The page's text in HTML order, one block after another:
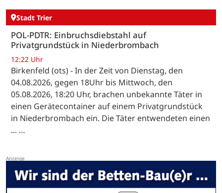
Stadt Trier
POL-PDTR: Einbruchsdiebstahl auf
Privatgrundstück in Niederbrombach
12:22 Uhr
Birkenfeld (ots) - In der Zeit von Dienstag, den
04.08.2026, gegen 18Uhr bis Mittwoch, den
05.08.2026, 18:20 Uhr, brachen unbekannte Täter in
einen Gerätecontainer auf einem Privatgrundstück
in Niederbrombach ein. Die Täter entwendeten einen
... …